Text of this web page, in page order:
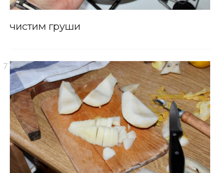
чистим груши